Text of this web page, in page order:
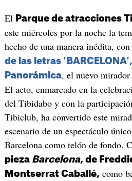
El Parque de atracciones
este miércoles por la noche la
hecho de una manera inédita, con
de las letras
Panorámica, el nuevo
El acto, enmarcado en la
del Tibidabo y con la
Tibiclub, ha convertido este
escenario de un espectáculo
Barcelona como telón de fondo.
pieza Barcelona, de
Montserrat Caballé, como